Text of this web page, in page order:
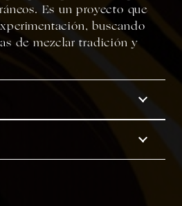
Es un proyecto que
buscando
de mezclar tradición y